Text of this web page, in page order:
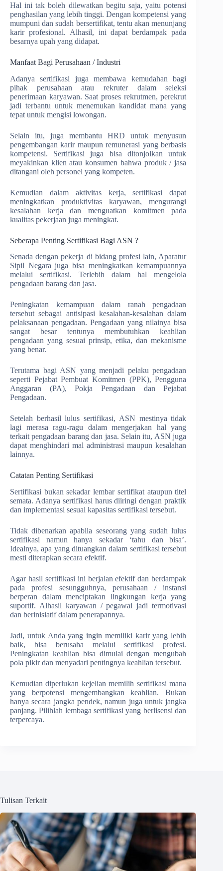
Hal ini tak boleh dilewatkan begitu saja, yaitu potensi
penghasilan yang lebih tinggi. Dengan kompetensi yang
mumpuni dan sudah bersertifikat, tentu akan menunjang
karir profesional. Alhasil, ini dapat berdampak pada
besarnya upah yang didapat.
Manfaat Bagi Perusahaan / Industri
Adanya sertifikasi juga membawa kemudahan bagi
pihak perusahaan atau rekruter dalam seleksi
penerimaan karyawan. Saat proses rekrutmen, perekrut
jadi terbantu untuk menemukan kandidat mana yang
tepat untuk mengisi lowongan.
Selain itu, juga membantu HRD untuk menyusun
pengembangan karir maupun remunerasi yang berbasis
kompetensi. Sertifikasi juga bisa ditonjolkan untuk
meyakinkan klien atau konsumen bahwa produk / jasa
ditangani oleh personel yang kompeten.
Kemudian dalam aktivitas kerja, sertifikasi dapat
meningkatkan produktivitas karyawan, mengurangi
kesalahan kerja dan menguatkan komitmen pada
kualitas pekerjaan juga meningkat.
Seberapa Penting Sertifikasi Bagi ASN ?
Senada dengan pekerja di bidang profesi lain, Aparatur
Sipil Negara juga bisa meningkatkan kemampuannya
melalui sertifikasi. Terlebih dalam hal mengelola
pengadaan barang dan jasa.
Peningkatan kemampuan dalam ranah pengadaan
tersebut sebagai antisipasi kesalahan-kesalahan dalam
pelaksanaan pengadaan. Pengadaan yang nilainya bisa
sangat besar tentunya membutuhkan keahlian
pengadaan yang sesuai prinsip, etika, dan mekanisme
yang benar.
Terutama bagi ASN yang menjadi pelaku pengadaan
seperti Pejabat Pembuat Komitmen (PPK), Pengguna
Anggaran (PA), Pokja Pengadaan dan Pejabat
Pengadaan.
Setelah berhasil lulus sertifikasi, ASN mestinya tidak
lagi merasa ragu-ragu dalam mengerjakan hal yang
terkait pengadaan barang dan jasa. Selain itu, ASN juga
dapat menghindari mal administrasi maupun kesalahan
lainnya.
Catatan Penting Sertifikasi
Sertifikasi bukan sekadar lembar sertifikat ataupun titel
semata. Adanya sertifikasi harus diiringi dengan praktik
dan implementasi sesuai kapasitas sertifikasi tersebut.
Tidak dibenarkan apabila seseorang yang sudah lulus
sertifikasi namun hanya sekadar ‘tahu dan bisa’.
Idealnya, apa yang dituangkan dalam sertifikasi tersebut
mesti diterapkan secara efektif.
Agar hasil sertifikasi ini berjalan efektif dan berdampak
pada profesi sesungguhnya, perusahaan / instansi
berperan dalam menciptakan lingkungan kerja yang
suportif. Alhasil karyawan / pegawai jadi termotivasi
dan berinisiatif dalam penerapannya.
Jadi, untuk Anda yang ingin memiliki karir yang lebih
baik, bisa berusaha melalui sertifikasi profesi.
Peningkatan keahlian bisa dimulai dengan mengubah
pola pikir dan menyadari pentingnya keahlian tersebut.
Kemudian diperlukan kejelian memilih sertifikasi mana
yang berpotensi mengembangkan keahlian. Bukan
hanya secara jangka pendek, namun juga untuk jangka
panjang. Pilihlah lembaga sertifikasi yang berlisensi dan
terpercaya.
Tulisan Terkait